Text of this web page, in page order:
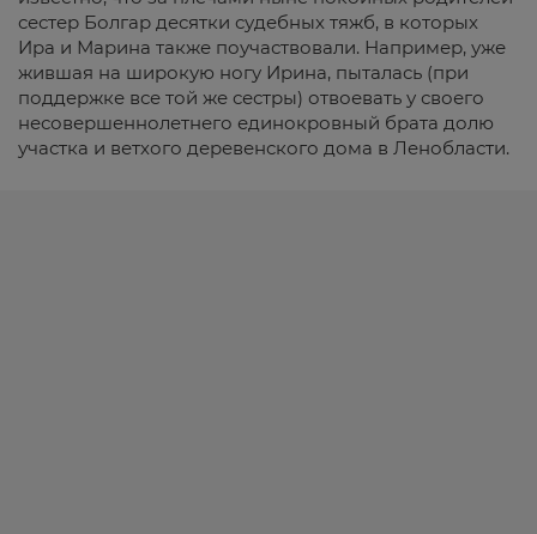
сестер Болгар десятки судебных тяжб, в которых
Ира и Марина также поучаствовали. Например, уже
жившая на широкую ногу Ирина, пыталась (при
поддержке все той же сестры) отвоевать у своего
несовершеннолетнего единокровный брата долю
участка и ветхого деревенского дома в Ленобласти.